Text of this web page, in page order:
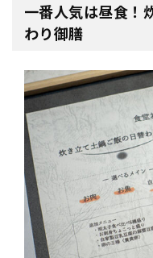
一番人気は昼食！
わり御膳